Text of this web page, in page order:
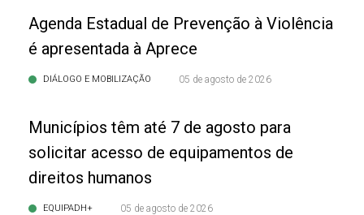
Agenda Estadual de Prevenção à Violência
é apresentada à Aprece
DIÁLOGO E MOBILIZAÇÃO 05 de agosto de 2026
Municípios têm até 7 de agosto para
solicitar acesso de equipamentos de
direitos humanos
EQUIPADH+ 05 de agosto de 2026